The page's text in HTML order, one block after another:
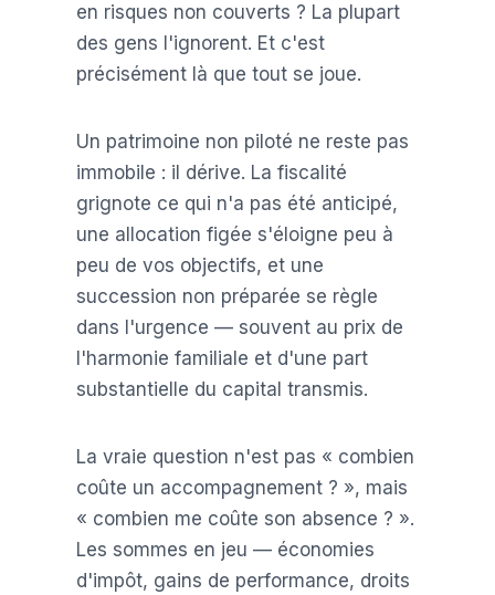
en risques non couverts ? La plupart
des gens l'ignorent. Et c'est
précisément là que tout se joue.
Un patrimoine non piloté ne reste pas
immobile : il dérive. La fiscalité
grignote ce qui n'a pas été anticipé,
une allocation figée s'éloigne peu à
peu de vos objectifs, et une
succession non préparée se règle
dans l'urgence — souvent au prix de
l'harmonie familiale et d'une part
substantielle du capital transmis.
La vraie question n'est pas « combien
coûte un accompagnement ? », mais
« combien me coûte son absence ? ».
Les sommes en jeu — économies
d'impôt, gains de performance, droits